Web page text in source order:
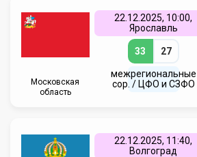
Московская
область
22.12.2025, 10:00,
Ярославль
33 27
межрегиональные
сор. / ЦФО и СЗФО
22.12.2025, 11:40,
Волгоград